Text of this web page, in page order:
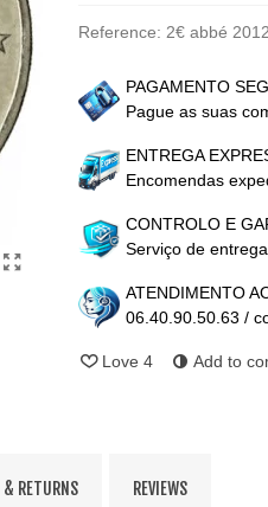
Reference: 2€ abbé 2012
PAGAMENTO
Pague as suas
ENTREGA
Encomendas
CONTROLO E
Serviço de
ATENDIMENTO
06.40.90.50.63 /
Love 4 Add to
RETURNS REVIEWS